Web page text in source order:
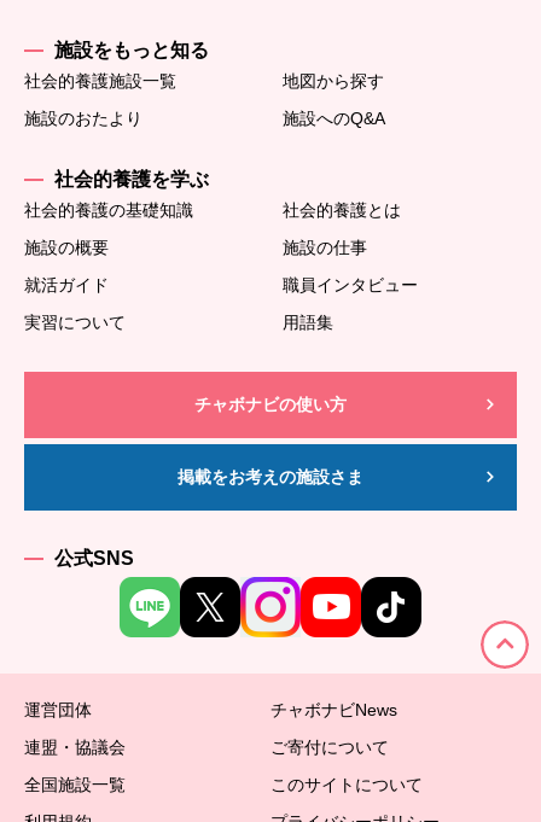
施設をもっと知る
社会的養護施設一覧
地図から探す
施設のおたより
施設へのQ&A
社会的養護を学ぶ
社会的養護の基礎知識
社会的養護とは
施設の概要
施設の仕事
就活ガイド
職員インタビュー
実習について
用語集
チャボナビの使い方
掲載をお考えの施設さま
公式SNS
運営団体
チャボナビNews
連盟・協議会
ご寄付について
全国施設一覧
このサイトについて